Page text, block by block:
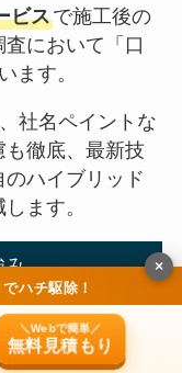
ビスで施工後の
において「口
ます。
社名ペイントな
も徹底、最新技
ハイブリッド
ます。
み
分で現場到着
でハチ駆除！
＼Webで簡単／
無料見積もり
×